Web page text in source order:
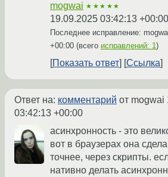
mogwai ★★★★★
19.09.2025 03:42:13 +00:00
Последнее исправление:
+00:00 (всего исправлений: 1)
Показать ответ Ссылка
Ответ на: комментарий от mogwai
03:42:13 +00:00
асинхронность - это
вот в браузерах она
точнее, через скрипты.
нативно делать